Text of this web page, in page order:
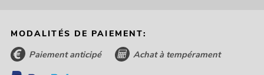
MODALITÉS DE PAIEMENT:
Paiement anticipé Achat à tempérament